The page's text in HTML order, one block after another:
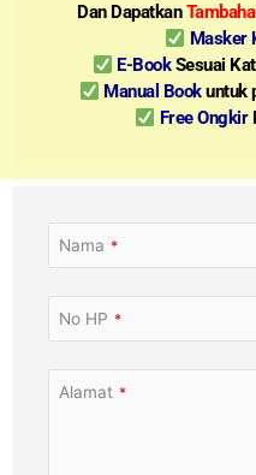
Dan Dapatkan
Masker
E-BookSesuai
Manual Bookuntuk
Free Ongkir
Nama *
No HP *
Alamat *